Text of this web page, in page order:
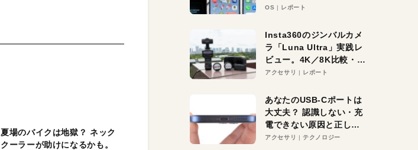
夏場のバイクは地獄？ ネック
クーラーが助けになるかも。
待大の便利機能5選。
る未来はすぐそこ！
OS レポート
Insta360のジンバルカメ
ラ「Luna Ultra」実践レ
ビュー。4K／8K比較・ズ
ーム・夜間撮影をチェッ
アクセサリ レポート
あなたのUSB-Cポートは
大丈夫？ 認識しない・充
電できない原因と正しい
対策
アクセサリ テクノロジー